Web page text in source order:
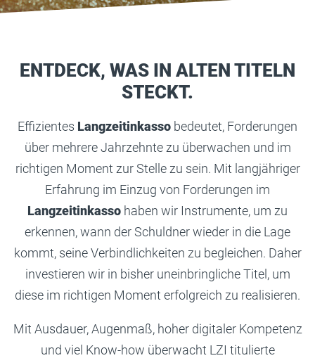
ENTDECK, WAS IN ALTEN TITELN
STECKT.
Effizientes Langzeitinkasso bedeutet, Forderungen
über mehrere Jahrzehnte zu überwachen und im
richtigen Moment zur Stelle zu sein. Mit langjähriger
Erfahrung im Einzug von Forderungen im
Langzeitinkasso haben wir Instrumente, um zu
erkennen, wann der Schuldner wieder in die Lage
kommt, seine Verbindlichkeiten zu begleichen. Daher
investieren wir in bisher uneinbringliche Titel, um
diese im richtigen Moment erfolgreich zu realisieren.
Mit Ausdauer, Augenmaß, hoher digitaler Kompetenz
und viel Know-how überwacht LZI titulierte